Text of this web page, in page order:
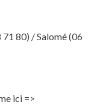
80) / Salomé (06
ici =>